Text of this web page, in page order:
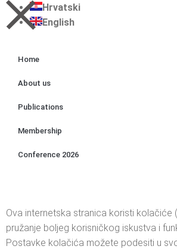
Hrvatski
English
Home
About us
Publications
Membership
Conference 2026
Ova internetska stranica koristi kolačiće
pružanje boljeg korisničkog iskustva i
Postavke kolačića možete podesiti u